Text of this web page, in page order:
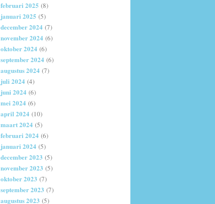
februari 2025 (8)
januari 2025 (5)
december 2024 (7)
november 2024 (6)
oktober 2024 (6)
september 2024 (6)
augustus 2024 (7)
juli 2024 (4)
juni 2024 (6)
mei 2024 (6)
april 2024 (10)
maart 2024 (5)
februari 2024 (6)
januari 2024 (5)
december 2023 (5)
november 2023 (5)
oktober 2023 (7)
september 2023 (7)
augustus 2023 (5)